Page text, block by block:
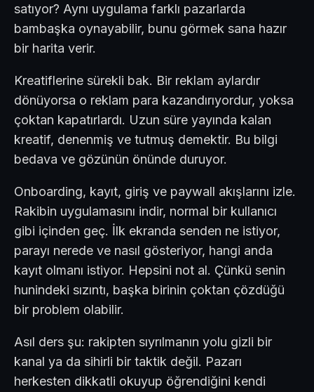
satıyor? Aynı uygulama farklı pazarlarda
bambaşka oynayabilir, bunu görmek sana hazır
bir harita verir.
Kreatiflerine sürekli bak. Bir reklam aylardır
dönüyorsa o reklam para kazandırıyordur, yoksa
çoktan kapatırlardı. Uzun süre yayında kalan
kreatif, denenmiş ve tutmuş demektir. Bu bilgi
bedava ve gözünün önünde duruyor.
Onboarding, kayıt, giriş ve paywall akışlarını izle.
Rakibin uygulamasını indir, normal bir kullanıcı
gibi içinden geç. İlk ekranda senden ne istiyor,
parayı nerede ve nasıl gösteriyor, hangi anda
kayıt olmanı istiyor. Hepsini not al. Çünkü senin
hunindeki sızıntı, başka birinin çoktan çözdüğü
bir problem olabilir.
Asıl ders şu: rakipten sıyrılmanın yolu gizli bir
kanal ya da sihirli bir taktik değil. Pazarı
herkesten dikkatli okuyup öğrendiğini kendi